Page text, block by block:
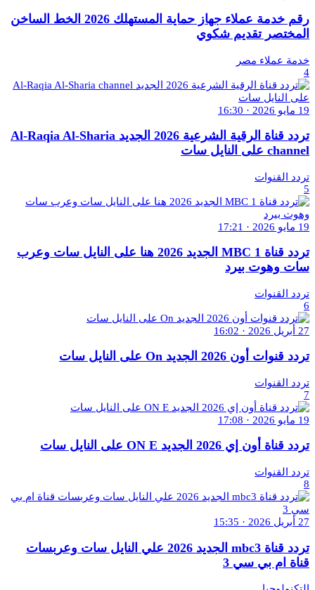
رقم خدمة عملاء جهاز حماية المستهلك 2026 الخط الساخن
المختصر تقديم شكوي
خدمة عملاء مصر
4
19 مايو 2026 · 16:30
تردد قناة الرقية الشرعية 2026 الجديد Al-Raqia Al-Sharia
channel على النايل سات
تردد القنوات
5
19 مايو 2026 · 17:21
تردد قناة MBC 1 الجديد 2026 هنا على النايل سات وعرب
سات وهوت بيرد
تردد القنوات
6
27 أبريل 2026 · 16:02
تردد قنوات أون 2026 الجديد On على النايل سات
تردد القنوات
7
19 مايو 2026 · 17:08
تردد قناة أون إي 2026 الجديد ON E على النايل سات
تردد القنوات
8
27 أبريل 2026 · 15:35
تردد قناة mbc3 الجديد 2026 علي النايل سات وعربسات
قناة ام بي سي 3